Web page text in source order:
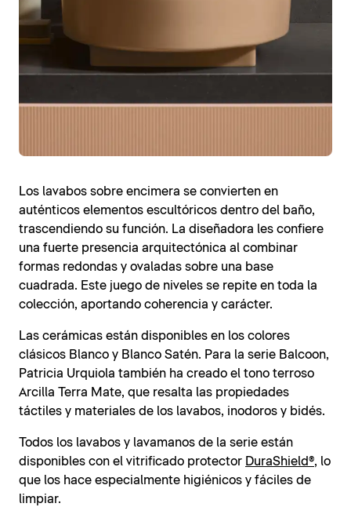
Los lavabos sobre encimera se convierten en
auténticos elementos escultóricos dentro del baño,
trascendiendo su función. La diseñadora les confiere
una fuerte presencia arquitectónica al combinar
formas redondas y ovaladas sobre una base
cuadrada. Este juego de niveles se repite en toda la
colección, aportando coherencia y carácter.
Las cerámicas están disponibles en los colores
clásicos Blanco y Blanco Satén. Para la serie Balcoon,
Patricia Urquiola también ha creado el tono terroso
Arcilla Terra Mate, que resalta las propiedades
táctiles y materiales de los lavabos, inodoros y bidés.
Todos los lavabos y lavamanos de la serie están
disponibles con el vitrificado protector DuraShield®, lo
que los hace especialmente higiénicos y fáciles de
limpiar.